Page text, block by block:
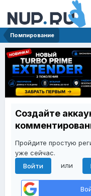
Помпирование
Создайте
Пройдите простую
уже сейчас.
Войти
или